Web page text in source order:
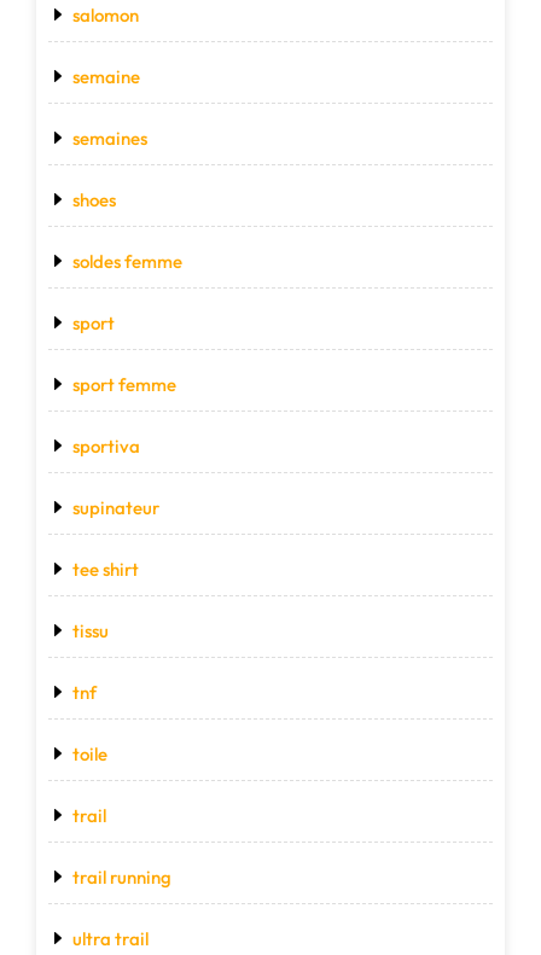
salomon
semaine
semaines
shoes
soldes femme
sport
sport femme
sportiva
supinateur
tee shirt
tissu
tnf
toile
trail
trail running
ultra trail